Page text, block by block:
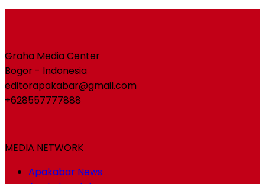
Graha Media Center
Bogor - Indonesia
editorapakabar@gmail.com
+628557777888
MEDIA NETWORK
Apakabar News